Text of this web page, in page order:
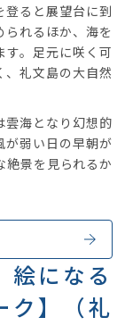
登ると展望台に到
れるほか、海を
。足元に咲く可
礼文島の大自然
雲海となり幻想的
弱い日の早朝が
絶景を見られるか
絵になる
ク】（礼